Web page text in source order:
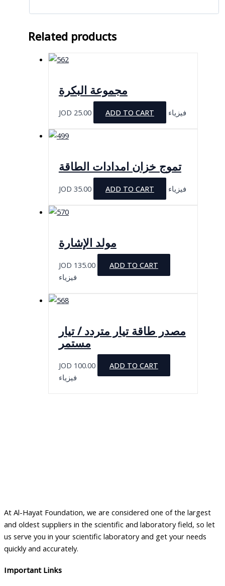
Related products
مجموعة البكرة
JOD 25.00 ADD TO CART فيزياء
تموج خزان امدادات الطاقة
JOD 35.00 ADD TO CART فيزياء
مولد الإشارة
JOD 135.00
ADD TO CART
فيزياء
مصدر طاقة تيار متردد / تيار
مستمر
JOD 100.00
ADD TO CART
فيزياء
At Al-Hayat Foundation, we are considered one of the largest
and oldest suppliers in the scientific and laboratory field, so let
us serve you in your scientific laboratory and get your needs
quickly and accurately.
Important Links